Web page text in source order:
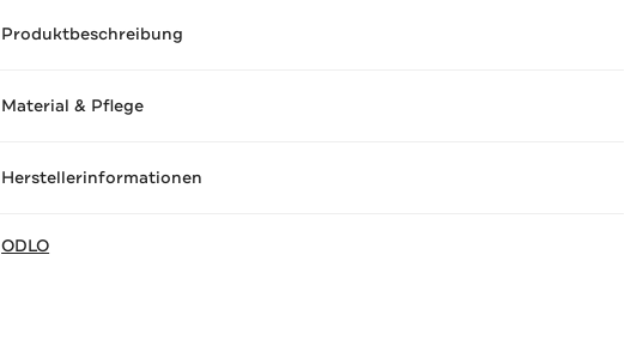
Produktbeschreibung
Material & Pflege
Herstellerinformationen
ODLO